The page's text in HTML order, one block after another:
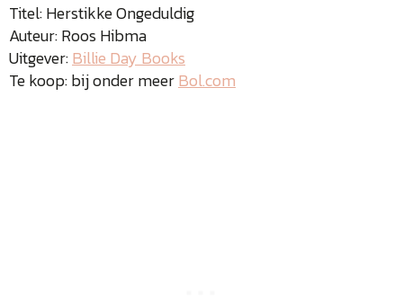
Titel: Herstikke Ongeduldig
Auteur: Roos Hibma
Uitgever:Billie Day Books
Te koop: bij onder meerBol.com